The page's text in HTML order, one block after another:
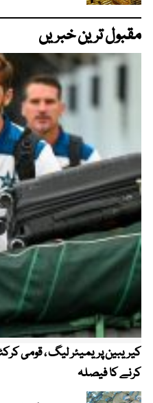
مقبول ترین خبریں
کرنے کا فیصلہ